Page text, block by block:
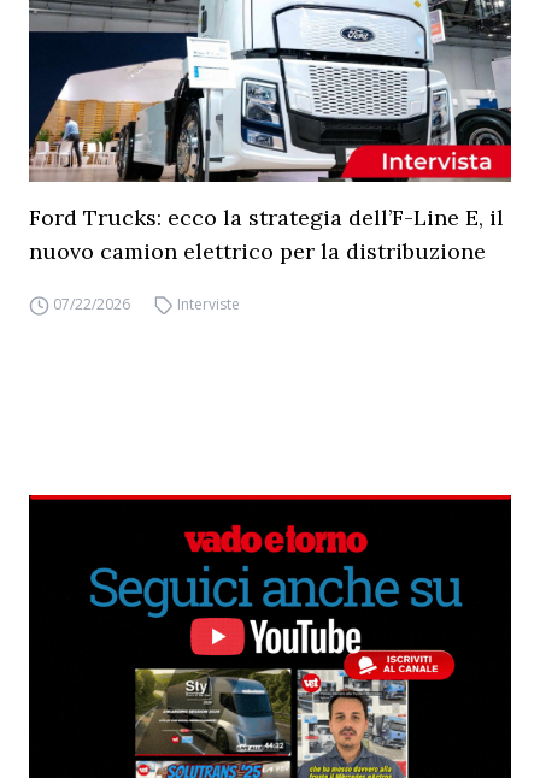
Ford Trucks: ecco la strategia dell’F-Line E, il
nuovo camion elettrico per la distribuzione
07/22/2026 Interviste